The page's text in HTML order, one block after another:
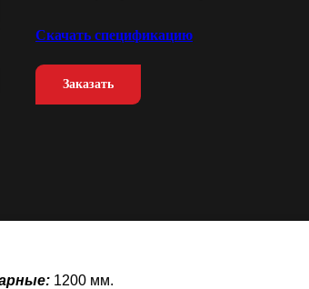
Скачать спецификацию
Заказать
1200 мм.